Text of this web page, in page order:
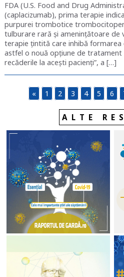
FDA (U.S. Food and Drug
(caplacizumab), prima terapie
purpurei trombotice
tulburare rară și amenințătoare de
terapie țintită care inhibă formarea
astfel o nouă opțiune de tratament
recăderile la acești pacienți”, a […]
« 1 2 3 4 5 6
ALTE